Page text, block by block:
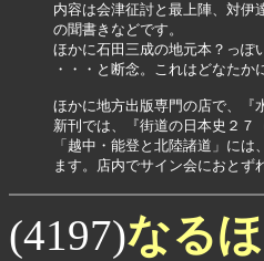
内容は会津征討と最上陣、対伊
の聞書きなどです。
ほかに石田三成の地元本？っぽ
・・・と断念。これはどなたか
ほかに地方出版専門の店で、『
新刊では、『街道の日本史２７
「越中・能登と北陸諸道」に
(4197)なる